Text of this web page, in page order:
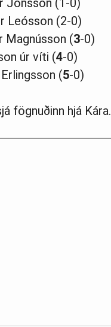
Jónsson (1-0)
Leósson (2-0)
Magnússon (3-0)
úr víti (4-0)
(5-0)
fögnuðinn hjá Kára.